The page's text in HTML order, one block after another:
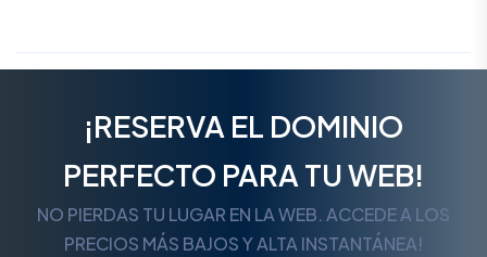
¡RESERVA EL DOMINIO
PERFECTO PARA TU WEB!
NO PIERDAS TU LUGAR EN LA WEB. ACCEDE A LOS
PRECIOS MÁS BAJOS Y ALTA INSTANTÁNEA!